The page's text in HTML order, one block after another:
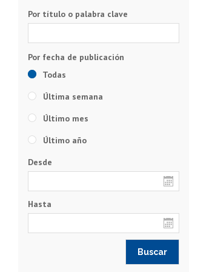
Por título o palabra clave
Todas
Última semana
Último mes
Último año
Desde
Hasta